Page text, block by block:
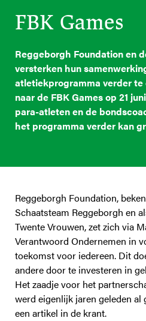
FBK Games
Reggeborgh Foundation en
versterken hun
atletiekprogramma verder
naar de FBK Games op 21
para-atleten en de
het programma verder kan
Reggeborgh Foundation,
Schaatsteam Reggeborgh en
Twente Vrouwen, zet zich via
Verantwoord Ondernemen in
toekomst voor iedereen. Dit
andere door te investeren in
Het zaadje voor het
werd eigenlijk jaren geleden al
een artikel in de krant.